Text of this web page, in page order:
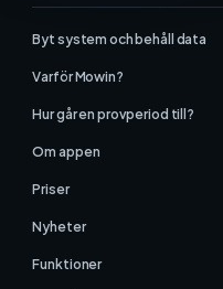
Byt system och behåll data
Varför Mowin?
Hur går en provperiod till?
Om appen
Priser
Nyheter
Funktioner